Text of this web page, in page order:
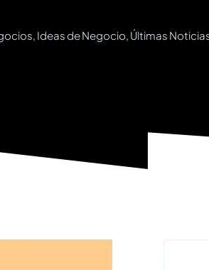
, Ideas de Negocio, Últimas